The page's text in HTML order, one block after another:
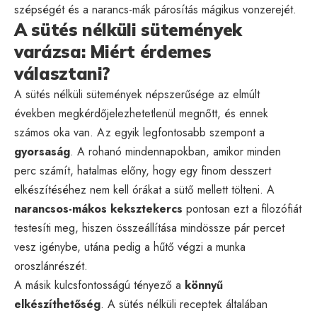
szépségét és a narancs-mák párosítás mágikus vonzerejét.
A sütés nélküli sütemények
varázsa: Miért érdemes
választani?
A sütés nélküli sütemények népszerűsége az elmúlt
években megkérdőjelezhetetlenül megnőtt, és ennek
számos oka van. Az egyik legfontosabb szempont a
gyorsaság. A rohanó mindennapokban, amikor minden
perc számít, hatalmas előny, hogy egy finom desszert
elkészítéséhez nem kell órákat a sütő mellett tölteni. A
narancsos-mákos keksztekercs pontosan ezt a filozófiát
testesíti meg, hiszen összeállítása mindössze pár percet
vesz igénybe, utána pedig a hűtő végzi a munka
oroszlánrészét.
A másik kulcsfontosságú tényező a könnyű
elkészíthetőség. A sütés nélküli receptek általában